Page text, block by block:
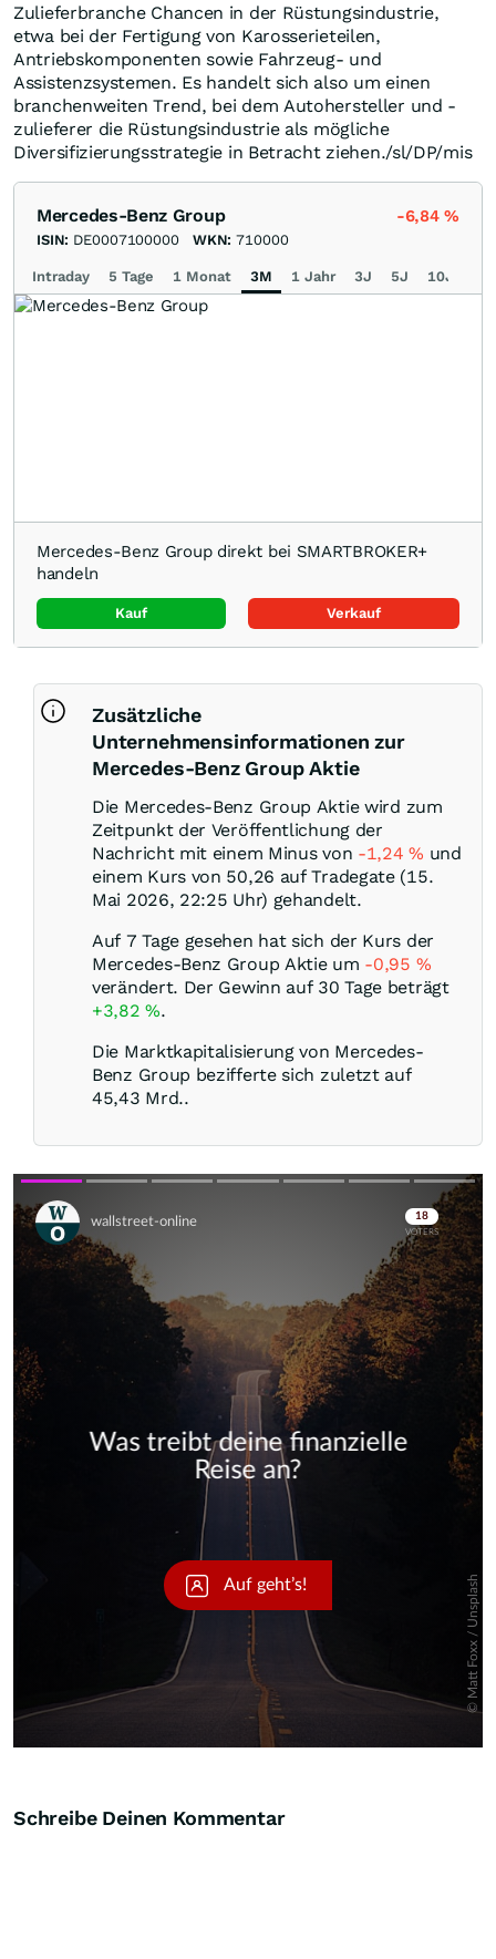
Zulieferbranche Chancen in der Rüstungsindustrie,
etwa bei der Fertigung von Karosserieteilen,
Antriebskomponenten sowie Fahrzeug- und
Assistenzsystemen. Es handelt sich also um einen
branchenweiten Trend, bei dem Autohersteller und -
zulieferer die Rüstungsindustrie als mögliche
Diversifizierungsstrategie in Betracht ziehen./sl/DP/mis
Mercedes-Benz Group -6,84%
ISIN: DE0007100000 WKN: 710000
Intraday 5 Tage 1 Monat 3M 1 Jahr 3J 5J 10J
Mercedes-Benz Group direkt bei SMARTBROKER+
handeln
Kauf Verkauf
Zusätzliche
Unternehmensinformationen zur
Mercedes-Benz Group Aktie
Die Mercedes-Benz Group Aktie wird zum
Zeitpunkt der Veröffentlichung der
Nachricht mit einem Minus von -1,24% und
einem Kurs von 50,26 auf Tradegate (15.
Mai 2026, 22:25 Uhr) gehandelt.
Auf 7 Tage gesehen hat sich der Kurs der
Mercedes-Benz Group Aktie um -0,95 %
verändert. Der Gewinn auf 30 Tage beträgt
+3,82%.
Die Marktkapitalisierung von Mercedes-
Benz Group bezifferte sich zuletzt auf
45,43 Mrd..
Skip
Schreibe Deinen Kommentar